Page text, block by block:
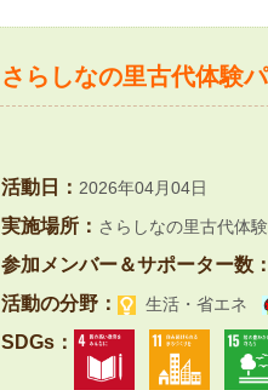
さらしなの里古代体験
活動日： 2026年04月04日
実施場所： さらしなの里古代体
参加メンバー＆サポーター数：
活動の分野： 生活・省エネ
SDGs：